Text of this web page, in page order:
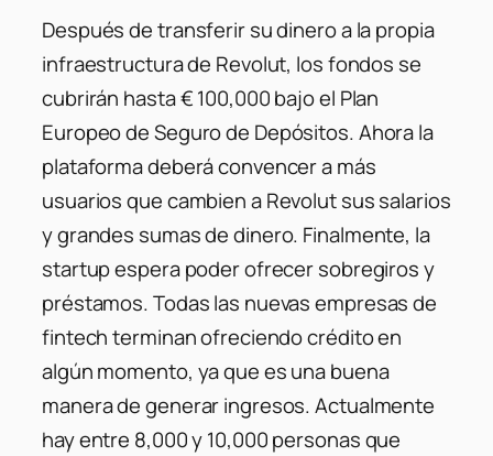
Después de transferir su dinero a la propia
infraestructura de Revolut, los fondos se
cubrirán hasta € 100,000 bajo el Plan
Europeo de Seguro de Depósitos. Ahora la
plataforma deberá convencer a más
usuarios que cambien a Revolut sus salarios
y grandes sumas de dinero. Finalmente, la
startup espera poder ofrecer sobregiros y
préstamos. Todas las nuevas empresas de
fintech terminan ofreciendo crédito en
algún momento, ya que es una buena
manera de generar ingresos. Actualmente
hay entre 8,000 y 10,000 personas que